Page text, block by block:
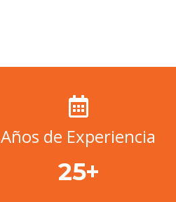
Años de Experiencia
25+